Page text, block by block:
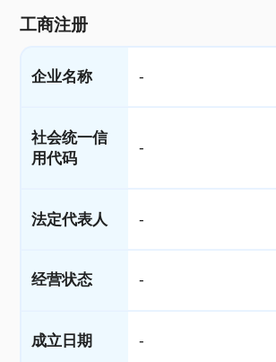
工商注册
企业名称 -
社会统一信
用代码
-
法定代表人 -
经营状态 -
成立日期 -